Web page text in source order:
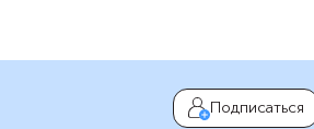
Подписаться